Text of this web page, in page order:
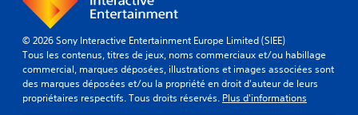
© 2026 Sony Interactive Entertainment Europe Limited (SIEE)
Tous les contenus, titres de jeux, noms commerciaux et/ou habillage
commercial, marques déposées, illustrations et images associées sont
des marques déposées et/ou la propriété en droit d'auteur de leurs
propriétaires respectifs. Tous droits réservés. Plus d'informations